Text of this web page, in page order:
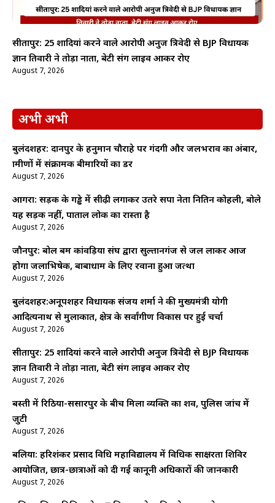
सीतापुर: 25 शादियां करने वाले आरोपी अनुज त्रिवेदी से BJP विधायक
ज्ञान तिवारी ने तोड़ा नाता, बेटी संग लाइव आकर रोए
August 7, 2026
अभी अभी
बुलंदशहर: दानपुर के हनुमान चौराहे पर गंदगी और जलभराव का अंबार,
ग्रामीणों में संक्रामक बीमारियों का डर
August 7, 2026
आगरा: सड़क के गड्ढे में सीढ़ी लगाकर उतरे सपा नेता नितिन कोहली, बोले
यह सड़क नहीं, पाताल लोक का रास्ता है
August 7, 2026
जौनपुर: बोल बम कांवड़िया संघ द्वारा सुल्तानगंज से जल लाकर आज
होगा जलाभिषेक, बाबाधाम के लिए रवाना हुआ जत्था
August 7, 2026
बुलंदशहर:अनूपशहर विधायक संजय शर्मा ने की मुख्यमंत्री योगी
आदित्यनाथ से मुलाकात, क्षेत्र के सर्वांगीण विकास पर हुई चर्चा
August 7, 2026
सीतापुर: 25 शादियां करने वाले आरोपी अनुज त्रिवेदी से BJP विधायक
ज्ञान तिवारी ने तोड़ा नाता, बेटी संग लाइव आकर रोए
August 7, 2026
बस्ती में रिठिया-ससारपुर के बीच मिला व्यक्ति का शव, पुलिस जांच में
जुटी
August 7, 2026
बलिया: हरिशंकर प्रसाद विधि महाविद्यालय में विधिक साक्षरता शिविर
आयोजित, छात्र-छात्राओं को दी गई कानूनी अधिकारों की जानकारी
August 7, 2026